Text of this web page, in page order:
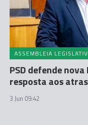
ASSEMBLEIA
PSD defende
resposta aos
3 Jun 09:42